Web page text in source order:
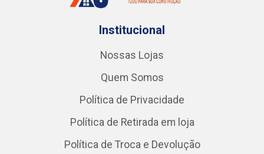
Institucional
Nossas Lojas
Quem Somos
Política de Privacidade
Política de Retirada em loja
Política de Troca e Devolução